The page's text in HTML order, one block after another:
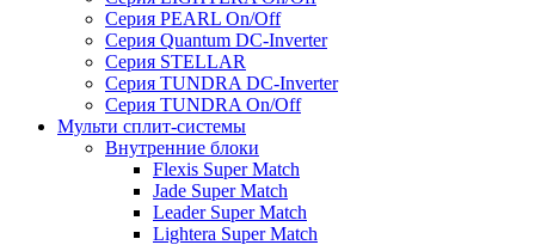
Серия PEARL On/Off
Серия Quantum DC-Inverter
Серия STELLAR
Серия TUNDRA DC-Inverter
Серия TUNDRA On/Off
Мульти сплит-системы
Внутренние блоки
Flexis Super Match
Jade Super Match
Leader Super Match
Lightera Super Match